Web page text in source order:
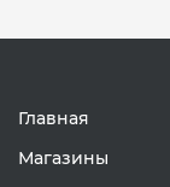
Главная
Магазины